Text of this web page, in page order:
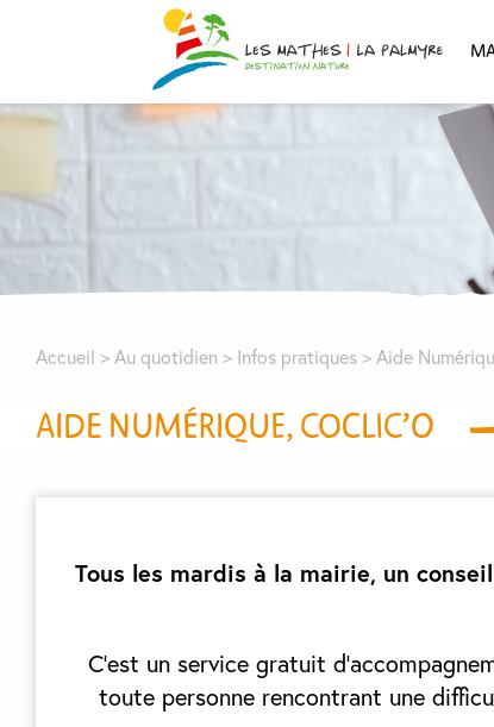
Accueil > Au quotidien > Infos pratiques > Aide
AIDE NUMÉRIQUE, COCLIC’O
Tous les mardis à la mairie, un
C’est un service gratuit
toute personne rencontrant une